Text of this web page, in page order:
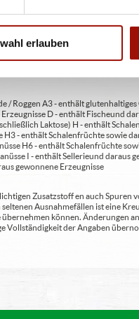
erlauben
6 - geschwärzt 7 - gewachst
(zusätzlich zur
- mit Säuerungsmitteln 20 -
Alkohol 25 - mit
Roggen A3 - enthält
D - enthält Fische und
Laktose) H - enthält
- enthält Schalenfrüchte sowie
H6 - enthält Schalenfrüchte
I - enthält Sellerie und daraus
gewonnene Erzeugnisse
Zusatzstoff en auch
Ausnahmefällen ist eine
können.
Vollständigkeit der Angaben